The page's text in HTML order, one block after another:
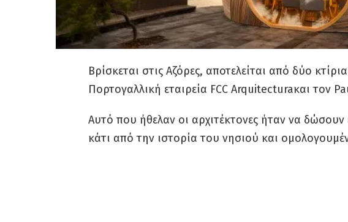
Βρίσκεται στις Αζόρες, αποτελείται από δύο
Πορτογαλλική εταιρεία FCC Arquitecturaκαι τον
Αυτό που ήθελαν οι αρχιτέκτονες ήταν να δώσουν
κάτι από την ιστορία του νησιού και